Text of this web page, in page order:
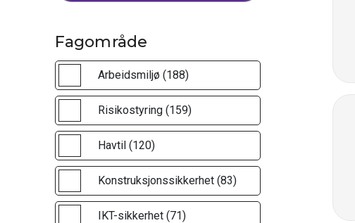
Fagområde
Arbeidsmiljø (188)
Risikostyring (159)
Havtil (120)
Konstruksjonssikkerhet (83)
IKT-sikkerhet (71)